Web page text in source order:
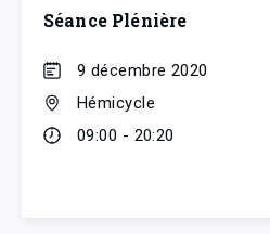
Séance Plénière
9 décembre 2020
Hémicycle
09:00 - 20:20